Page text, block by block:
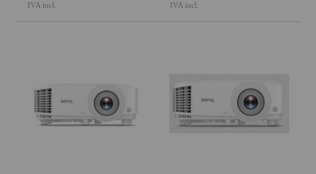
NATIVOS
REACONDICIONADOS
IVA incl. IVA incl.